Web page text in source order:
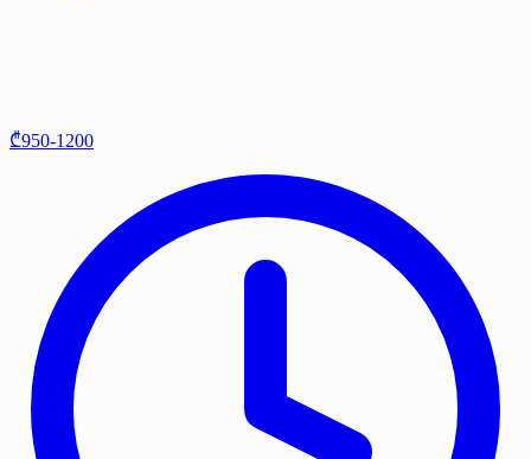
₾950-1200